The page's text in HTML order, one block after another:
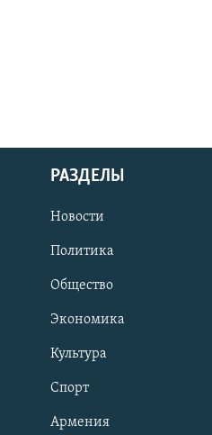
РАЗДЕЛЫ
Новости
Политика
Общество
Экономика
Культура
Спорт
Армения